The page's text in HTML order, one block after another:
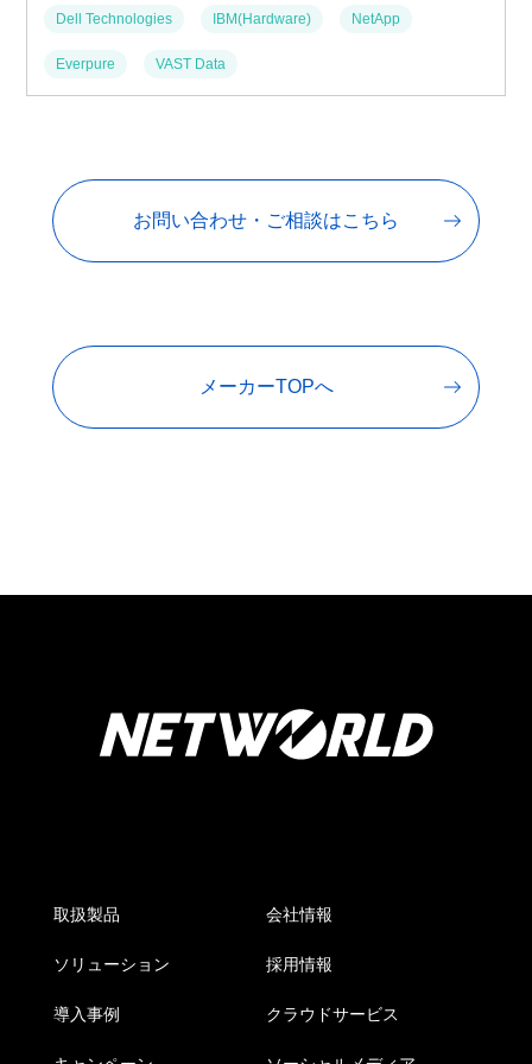
Dell Technologies IBM(Hardware) NetApp
Everpure VAST Data
お問い合わせ・ご相談はこちら
メーカーTOPへ
取扱製品
ソリューション
導入事例
会社情報
採用情報
クラウドサービス